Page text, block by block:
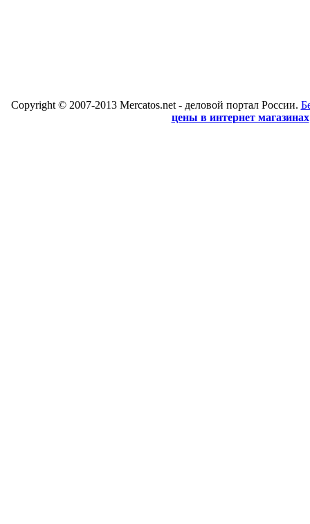
Copyright © 2007-2013 Mercatos.net - деловой портал России.
цены в интернет магазинах